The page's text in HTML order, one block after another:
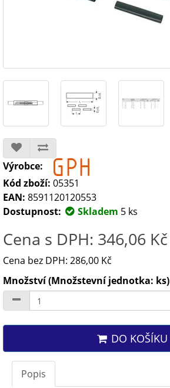
Výrobce:
Kód zboží: 05351
EAN: 8591120120553
Dostupnost:
Skladem 5 ks
Cena s DPH: 346,06 Kč
Cena bez DPH: 286,00 Kč
Množství (Množstevní jednotka: ks)
DO KOŠÍKU
Popis